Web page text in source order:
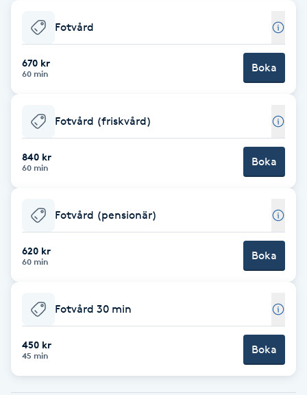
Babylights
Balayage
Barber
BIAB
Blowout
Brynfärgning
Fotvård
670 kr
60 min Boka
Fotvård (friskvård)
840 kr
60 min Boka
Fotvård (pensionär)
620 kr
60 min Boka
Fotvård 30 min
450 kr
45 min Boka